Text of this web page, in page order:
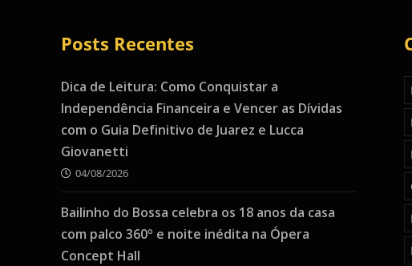
Posts Recentes
Dica de Leitura: Como Conquistar a
Independência Financeira e Vencer as Dívidas
com o Guia Definitivo de Juarez e Lucca
Giovanetti
04/08/2026
Bailinho do Bossa celebra os 18 anos da casa
com palco 360º e noite inédita na Ópera
Concept Hall